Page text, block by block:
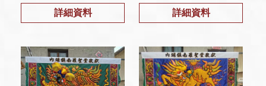
詳細資料 詳細資料